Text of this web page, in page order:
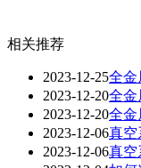
相关推荐
2023-12-25全金
2023-12-20全金
2023-12-20全金
2023-12-06真空
2023-12-06真空